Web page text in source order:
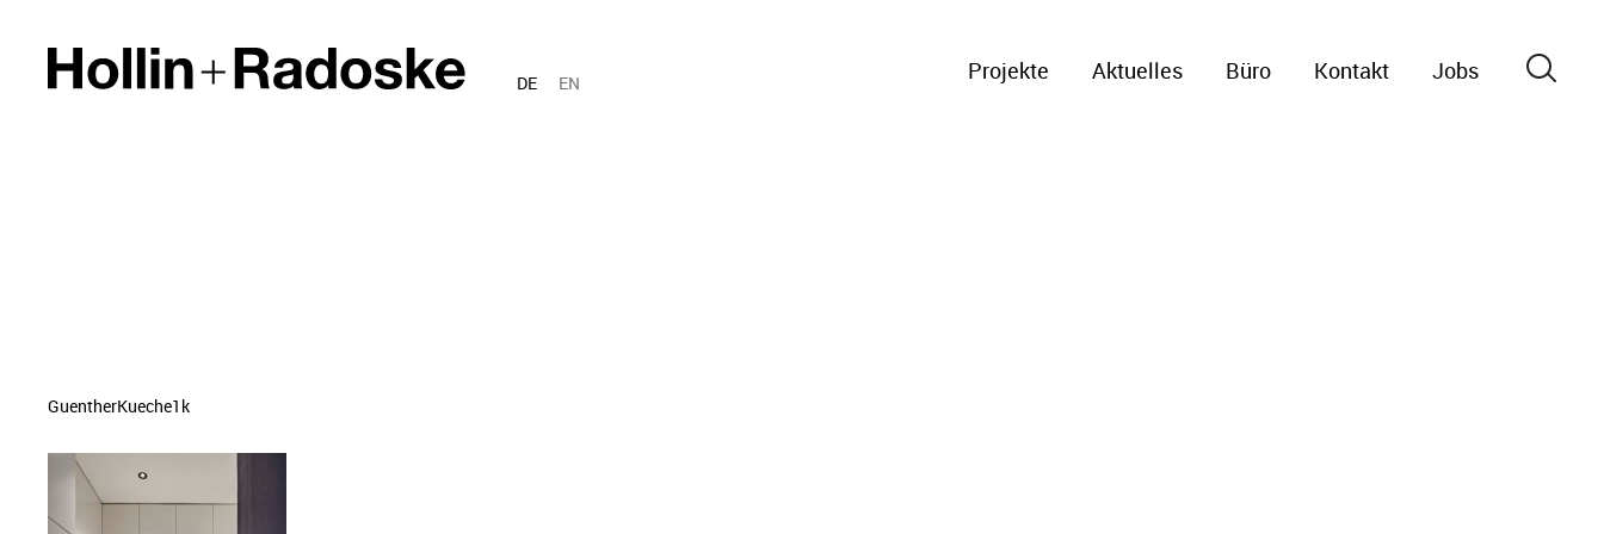
DE EN Projekte Aktuelles Büro Kontakt Jobs
GuentherKueche1k